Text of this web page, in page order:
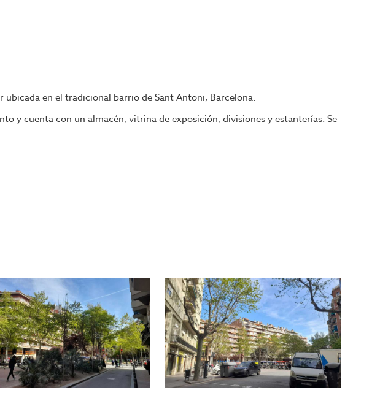
ubicada en el tradicional barrio de Sant Antoni, Barcelona.
y cuenta con un almacén, vitrina de exposición, divisiones y estanterías. Se
portal; encontrará la mayor selección de restaurantes y negocios de